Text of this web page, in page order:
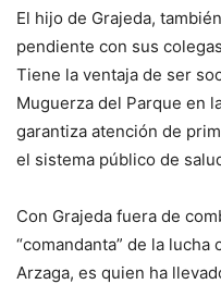
El hijo de Grajeda,
pendiente con sus
Tiene la ventaja de ser
Muguerza del Parque en
garantiza atención de
el sistema público de
Con Grajeda fuera de
“comandanta” de la
Arzaga, es quien ha